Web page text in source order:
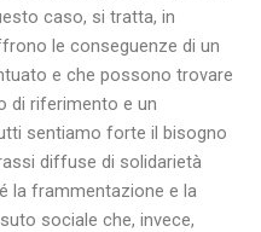
caso, si tratta, in
le conseguenze di un
e che possono trovare
di riferimento e un
sentiamo forte il bisogno
diffuse di solidarietà
la frammentazione e la
sociale che, invece,